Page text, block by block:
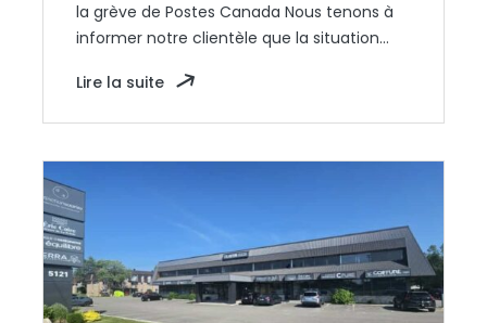
la grève de Postes Canada Nous tenons à
informer notre clientèle que la situation…
Lire la suite